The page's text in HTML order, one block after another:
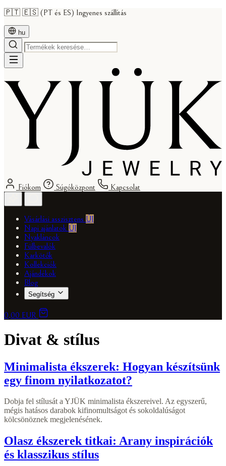
🇵🇹 🇪🇸 (PT és ES) Ingyenes szállítás
hu
Fiókom Súgóközpont Kapcsolat
Vásárlási asszisztens ÚJ
Napi ajánlatok ÚJ
Nyakláncok
Fülbevalók
Karkötők
Kollekciók
Ajándékok
Blog
Segítség
0,00 EUR
Divat & stílus
Minimalista ékszerek: Hogyan készítsünk
egy finom nyilatkozatot?
Dobja fel stílusát a YJÜK minimalista ékszereivel. Az egyszerű,
mégis hatásos darabok kifinomultságot és sokoldalúságot
kölcsönöznek megjelenésének.
Olasz ékszerek titkai: Arany inspirációk
és klasszikus stílus